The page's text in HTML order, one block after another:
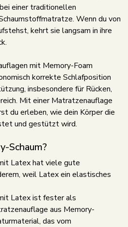
einer traditionellen
Wenn du von
kehrt sie langsam in ihre
mit Memory-Foam
korrekte Schlafposition
insbesondere für Rücken,
Mit einer Matratzenauflage
du erleben, wie dein Körper die
und gestützt wird.
Schaum?
Latex hat viele gute
weil Latex ein elastisches
Latex ist fester als
aus Memory-
das vom